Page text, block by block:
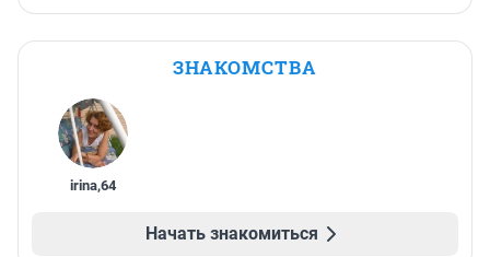
ЗНАКОМСТВА
irina,64
Начать знакомиться